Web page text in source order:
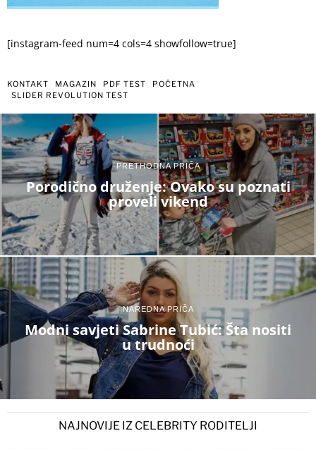
[instagram-feed num=4 cols=4 showfollow=true]
KONTAKT MAGAZIN PDF TEST
POČETNA
SLIDER REVOLUTION TEST
PRETHODNA PRIČA
Porodično druženje: Ovako su poznati
proveli vikend
NAREDNA PRIČA
Modni savjeti Sabrine Tubić: Šta nositi
u trudnoći
NAJNOVIJE IZ CELEBRITY RODITELJI